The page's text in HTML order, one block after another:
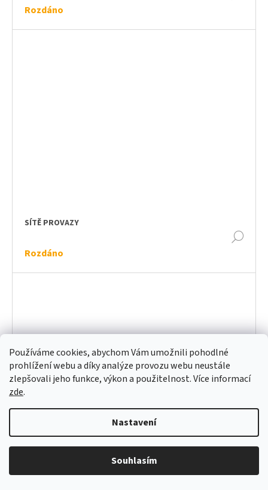
Používáme cookies, abychom Vám umožnili pohodlné
prohlížení webu a díky analýze provozu webu neustále
zlepšovali jeho funkce, výkon a použitelnost. Více informací
zde.
Nastavení
Souhlasím
Rozdáno
SÍTĚ PROVAZY
Rozdáno